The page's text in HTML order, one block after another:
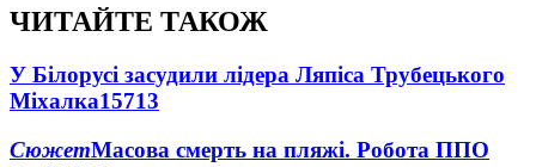
ЧИТАЙТЕ ТАКОЖ
У Білорусі засудили лідера Ляпіса Трубецького
Міхалка15713
СюжетМасова смерть на пляжі. Робота ППО